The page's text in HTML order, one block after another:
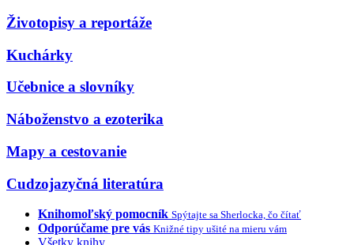
Životopisy a reportáže
Kuchárky
Učebnice a slovníky
Náboženstvo a ezoterika
Mapy a cestovanie
Cudzojazyčná literatúra
Knihomoľský pomocník Spýtajte sa Sherlocka, čo čítať
Odporúčame pre vás Knižné tipy ušité na mieru vám